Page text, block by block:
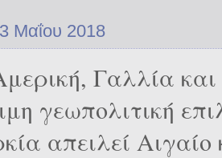
Μαΐου 2018
Γαλλία
γεωπολιτική
απειλεί